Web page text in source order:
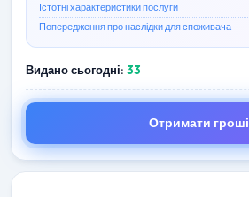
Істотні характеристики послуги
Попередження про наслідки для споживача
Видано сьогодні: 33
Отримати гроші